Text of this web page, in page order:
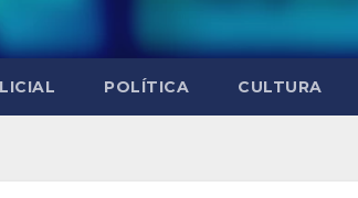
POLÍTICA CULTURA